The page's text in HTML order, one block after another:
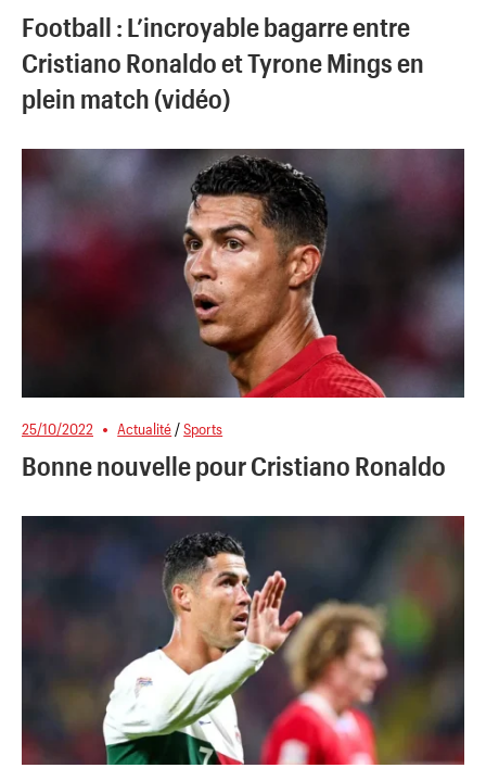
Football : L’incroyable bagarre entre
Cristiano Ronaldo et Tyrone Mings en
plein match (vidéo)
25/10/2022 Actualité /Sports
Bonne nouvelle pour Cristiano Ronaldo